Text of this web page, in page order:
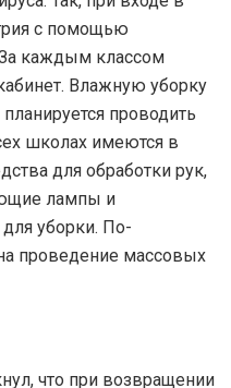
с помощью
За каждым классом
Влажную уборку
проводить
школах имеются в
для обработки рук,
лампы и
уборки. По-
проведение массовых
что при возвращении